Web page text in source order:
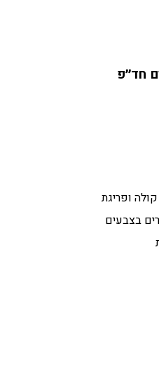
חד״פ
ופריגת
בצבעים